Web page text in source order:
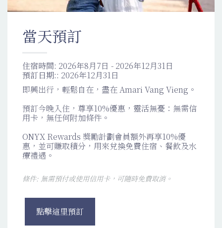
當天預訂
住宿時間: 2026年8月7日 - 2026年12月31日
預訂日期:: 2026年12月31日
即興出行，輕鬆自在，盡在 Amari Vang Vieng。
預訂今晚入住，尊享10%優惠，靈活無憂：無需信
用卡，無任何附加條件。
ONYX Rewards 獎勵計劃會員額外再享10%優
惠，並可賺取積分，用來兌換免費住宿、餐飲及水
療禮遇。
條件: 無需預付或使用信用卡，可隨時免費取消。
點擊這里預訂